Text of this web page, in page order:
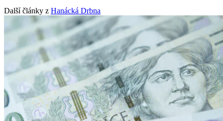
Další články z Hanácká Drbna